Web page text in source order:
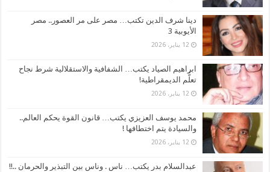
دينا شرف الدين تكتب… مصر على مر العصور.. مصر
الأيوبية 3
12 يناير، 2026
ابراهيم الصياد يكتب… الشفافية والاستقلالية شرط نجاح
تعلُّم الديمقراطية!
12 يناير، 2026
محمد يوسف العزيزي يكتب… قانون القوة يحكم العالم..
والسيادة يتم اختطافها !
12 يناير، 2026
عبدالسلام بدر يكتب… ناس . وناس بين التبذير والحرمان ..!!